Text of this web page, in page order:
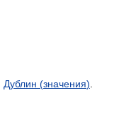
Дублин (значения)